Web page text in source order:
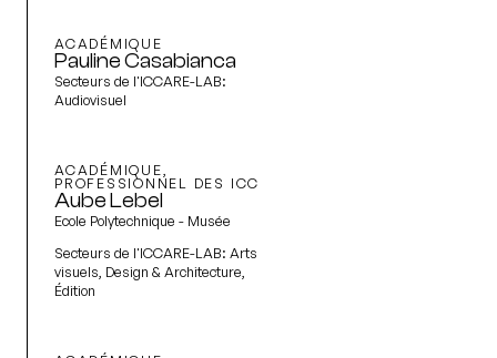
ACADÉMIQUE
Pauline Casabianca
Secteurs de l'ICCARE-LAB:
Audiovisuel
ACADÉMIQUE,
PROFESSIONNEL DES ICC
Aube Lebel
Ecole Polytechnique - Musée
Secteurs de l'ICCARE-LAB: Arts
visuels, Design & Architecture,
Édition